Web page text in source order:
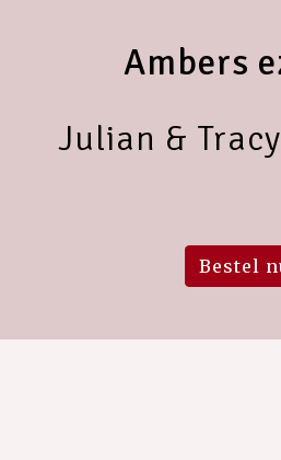
Ambers
Julian &
Bestel